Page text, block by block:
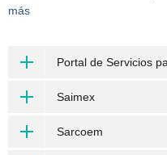
más
Portal de Servicios
Saimex
Sarcoem